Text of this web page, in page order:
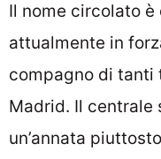
Il nome circolato è
attualmente in
compagno di tanti
Madrid. Il centrale
un’annata